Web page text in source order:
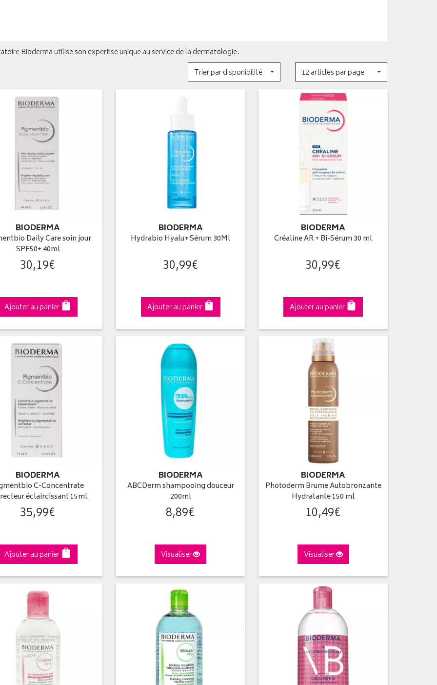
Bioderma utilise son expertise unique au service de la dermatologie.
Trier par disponibilité
12 articles par page
BIODERMA
Daily Care soin jour
SPF50+ 40ml
30,19€
Ajouter au panier
BIODERMA
Hydrabio Hyalu+ Sérum 30Ml
30,99€
Ajouter au panier
BIODERMA
Créaline AR + Bi-Sérum 30 ml
30,99€
Ajouter au panier
BIODERMA
C-Concentrate
éclaircissant 15ml
35,99€
Ajouter au panier
BIODERMA
ABCDerm shampooing douceur
200ml
8,89€
Visualiser
BIODERMA
Photoderm Brume Autobronzante
Hydratante 150 ml
10,49€
Visualiser